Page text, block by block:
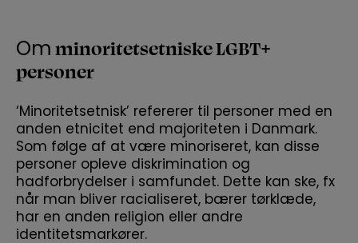
Om minoritetsetniske LGBT+
personer
‘Minoritetsetnisk’ refererer til personer med en
anden etnicitet end majoriteten i Danmark.
Som følge af at være minoriseret, kan disse
personer opleve diskrimination og
hadforbrydelser i samfundet. Dette kan ske, fx
når man bliver racialiseret, bærer tørklæd e,
har en anden religion eller andre
identitetsmarkører.